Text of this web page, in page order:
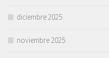
diciembre 2025
noviembre 2025